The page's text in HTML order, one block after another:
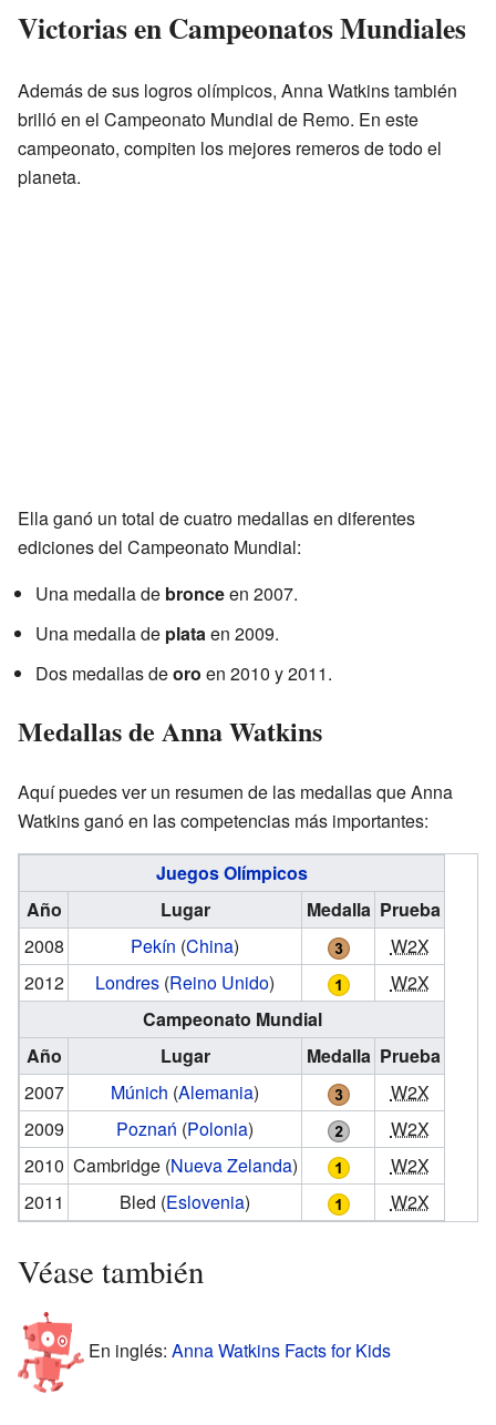
Victorias en Campeonatos Mundiales
Además de sus logros olímpicos, Anna Watkins también
brilló en el Campeonato Mundial de Remo. En este
campeonato, compiten los mejores remeros de todo el
planeta.
Ella ganó un total de cuatro medallas en diferentes
ediciones del Campeonato Mundial:
Una medalla de bronceen 2007.
Una medalla de plataen 2009.
Dos medallas deoro en 2010 y 2011.
Medallas de Anna Watkins
Aquí puedes ver un resumen de las medallas que Anna
Watkins ganó en las competencias más importantes:
Juegos Olímpicos
Año
Lugar Medalla Prueba
2008
Pekín (China)
W2X
2012
Londres (Reino Unido)
W2X
Campeonato Mundial
Año
Lugar Medalla Prueba
2007
Múnich (Alemania)
W2X
2009
Poznań (Polonia)
W2X
2010 Cambridge (Nueva Zelanda)
W2X
2011
Bled (Eslovenia) W2X
Véase también
En inglés: Anna Watkins Facts for Kids